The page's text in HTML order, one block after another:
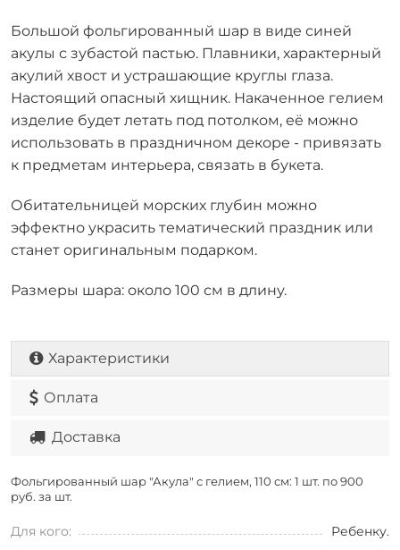
Большой фольгированный шар в виде синей
акулы с зубастой пастью. Плавники, характерный
акулий хвост и устрашающие круглы глаза.
Настоящий опасный хищник. Накаченное гелием
изделие будет летать под потолком, её можно
использовать в праздничном декоре - привязать
к предметам интерьера, связать в букета.
Обитательницей морских глубин можно
эффектно украсить тематический праздник или
станет оригинальным подарком.
Размеры шара: около 100 см в длину.
Характеристики
Оплата
Доставка
Фольгированный шар "Акула" с гелием, 110 см: 1 шт. по 900
руб. за шт.
Для кого:
Ребенку.